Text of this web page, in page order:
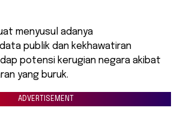
menyusul adanya
publik dan kekhawatiran
potensi kerugian negara akibat
yang buruk.
ADVERTISEMENT